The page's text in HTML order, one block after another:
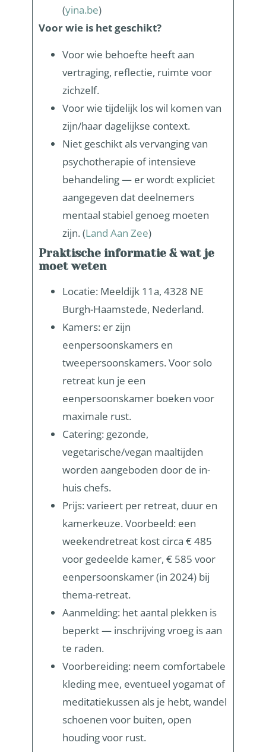
(yina.be)
Voor wie is het geschikt?
Voor wie behoefte heeft aan
vertraging, reflectie, ruimte voor
zichzelf.
Voor wie tijdelijk los wil komen van
zijn/haar dagelijkse context.
Niet geschikt als vervanging van
psychotherapie of intensieve
behandeling — er wordt expliciet
aangegeven dat deelnemers
mentaal stabiel genoeg moeten
zijn. (Land Aan Zee)
Praktische informatie & wat je
moet weten
Locatie: Meeldijk 11a, 4328 NE
Burgh-Haamstede, Nederland.
Kamers: er zijn
eenpersoonskamers en
tweepersoonskamers. Voor solo
retreat kun je een
eenpersoonskamer boeken voor
maximale rust.
Catering: gezonde,
vegetarische/vegan maaltijden
worden aangeboden door de in-
huis chefs.
Prijs: varieert per retreat, duur en
kamerkeuze. Voorbeeld: een
weekendretreat kost circa € 485
voor gedeelde kamer, € 585 voor
eenpersoonskamer (in 2024) bij
thema-retreat.
Aanmelding: het aantal plekken is
beperkt — inschrijving vroeg is aan
te raden.
Voorbereiding: neem comfortabele
kleding mee, eventueel yogamat of
meditatiekussen als je hebt, wandel
schoenen voor buiten, open
houding voor rust.